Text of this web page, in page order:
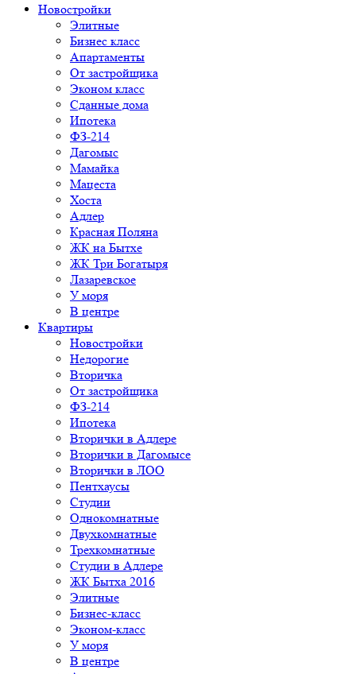
Новостройки
Элитные
Бизнес класс
Апартаменты
От застройщика
Эконом класс
Сданные дома
Ипотека
ФЗ-214
Дагомыс
Мамайка
Мацеста
Хоста
Адлер
Красная Поляна
ЖК на Бытхе
ЖК Три Богатыря
Лазаревское
У моря
В центре
Квартиры
Новостройки
Недорогие
Вторичка
От застройщика
ФЗ-214
Ипотека
Вторички в Адлере
Вторички в Дагомысе
Вторички в ЛОО
Пентхаусы
Студии
Однокомнатные
Двухкомнатные
Трехкомнатные
Студии в Адлере
ЖК Бытха 2016
Элитные
Бизнес-класс
Эконом-класс
У моря
В центре